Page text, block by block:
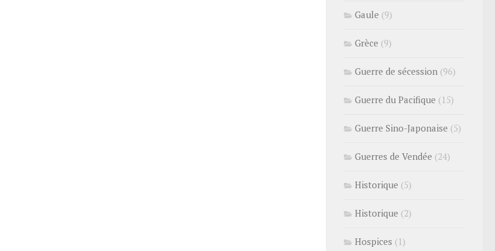
Gaule (9)
Grèce (9)
Guerre de sécession (96)
Guerre du Pacifique (15)
Guerre Sino-Japonaise (5)
Guerres de Vendée (24)
Historique (5)
Historique (2)
Hospices (1)